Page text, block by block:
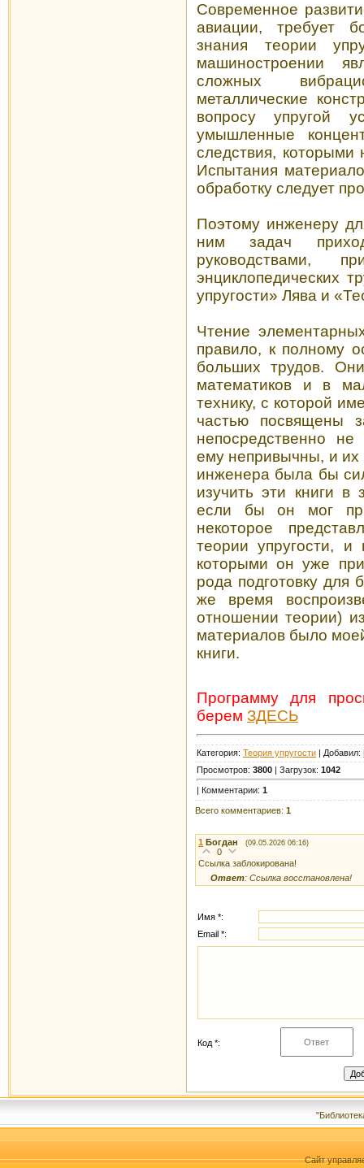
Современное
авиации, требует
знания теории
машиностроении
сложных
металлические
вопросу упругой
умышленные
следствия, которыми
Испытания
обработку следует
Поэтому инженеру
ним задач
руководствами,
энциклопедических
упругости» Лява и
Чтение
правило, к полному
больших трудов.
математиков и в
технику, с которой
частью посвящены
непосредственно не
ему непривычны, и их
инженера была бы
изучить эти книги
если бы он мог
некоторое
теории упругости,
которыми он уже
рода подготовку для
же время
отношении теории)
материалов было
книги.
Программу для
берем ЗДЕСЬ
Категория: Теория упругости | Добавил:
Просмотров: 3800 | Загрузок: 1042
| Комментарии: 1
Всего комментариев: 1
1 Богдан (09.05.2026 06:16)
0
Ссылка заблокирована!
Ответ: Ссылка восстановлена!
Имя *:
Email *:
Код *:
Сайт